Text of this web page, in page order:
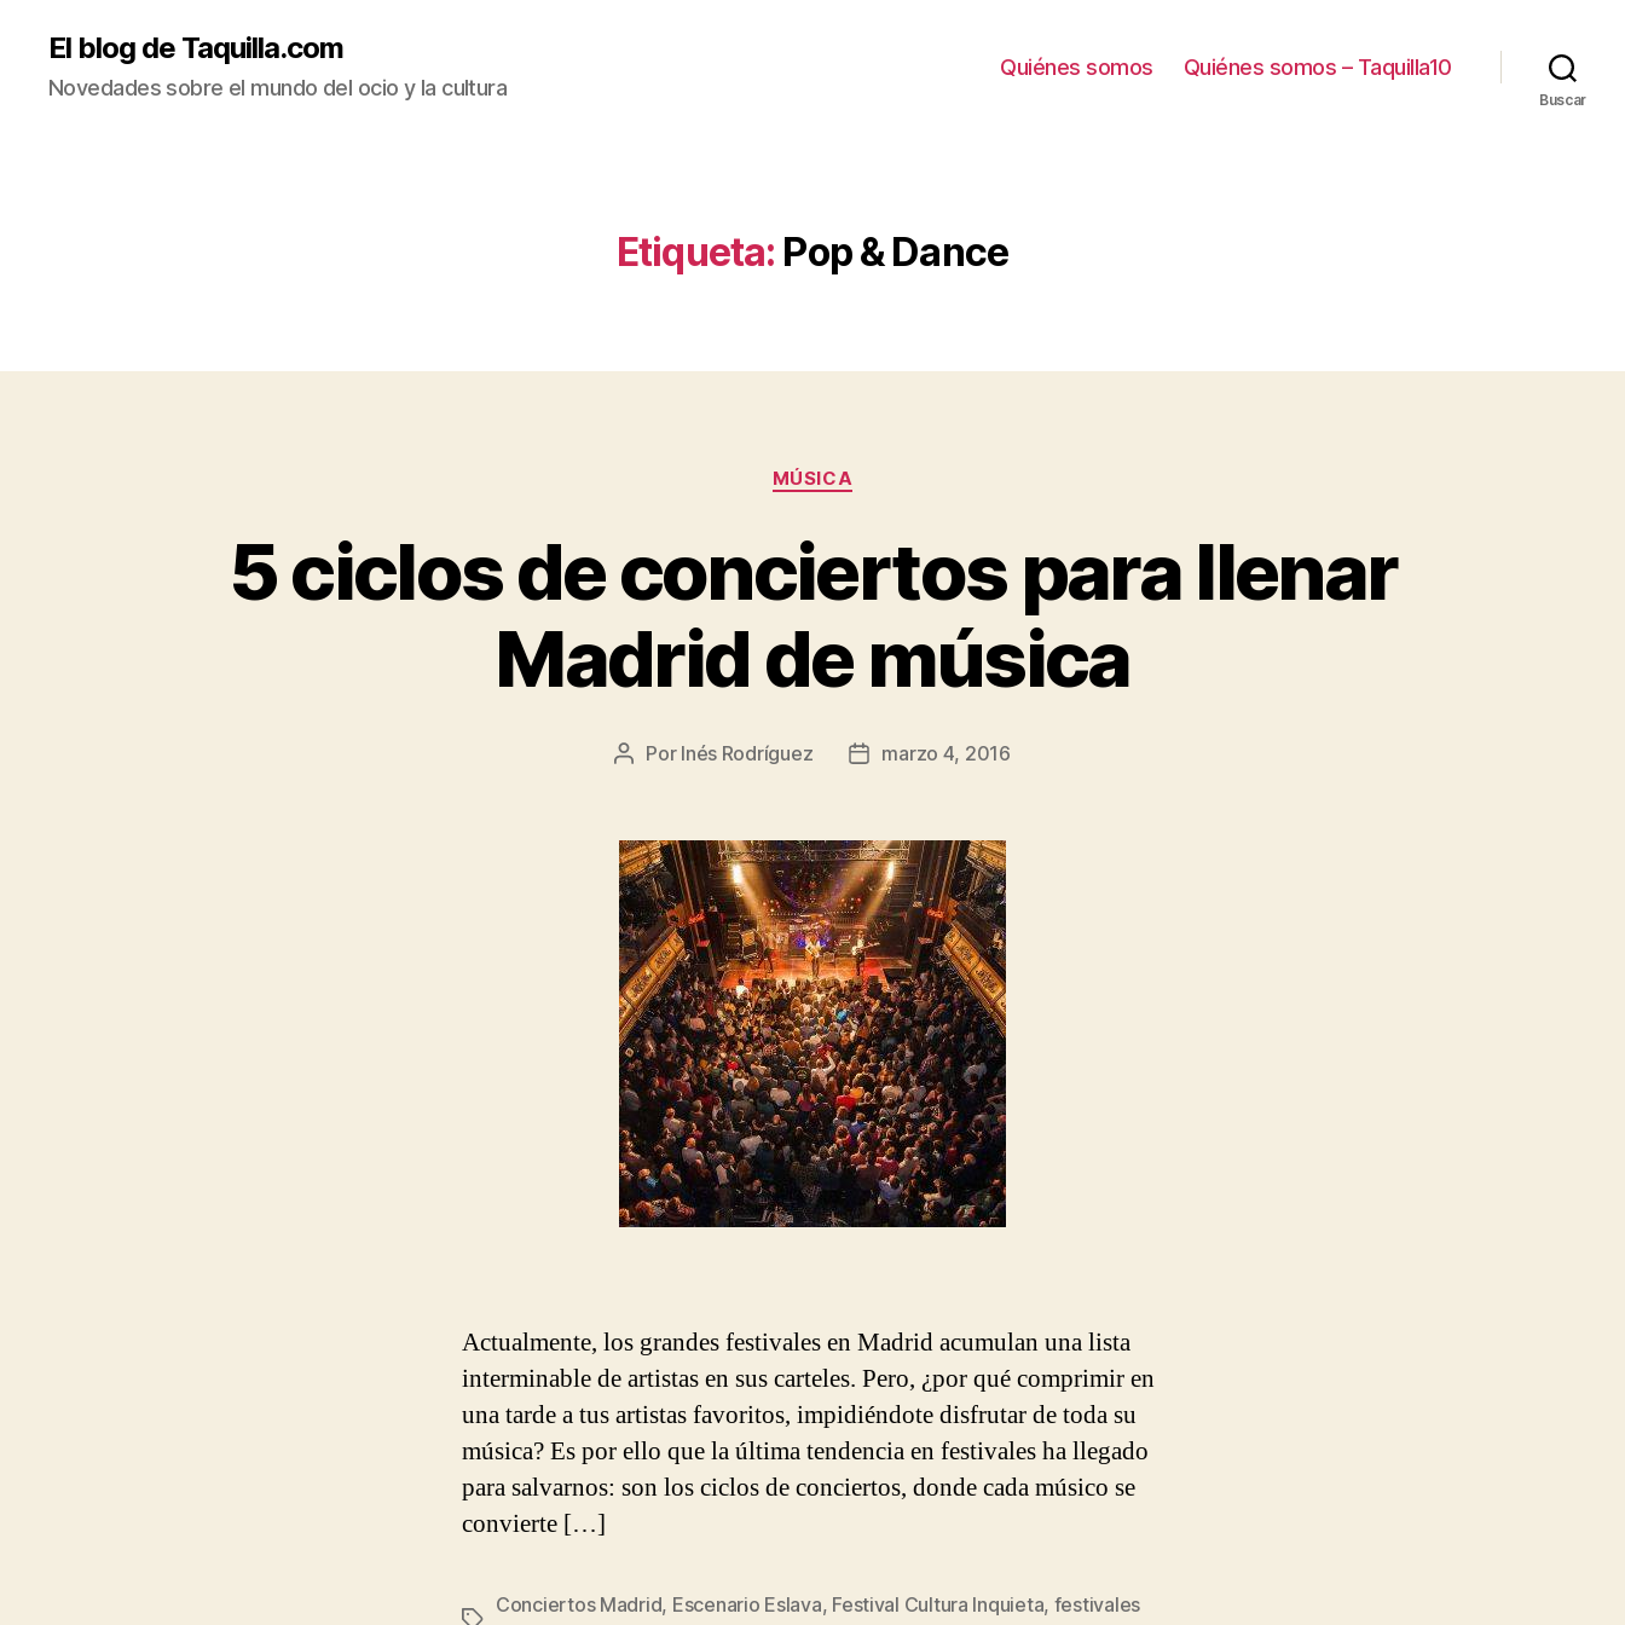
El blog de Taquilla.com
Novedades sobre el mundo del ocio y la cultura
Quiénes somos Quiénes somos – Taquilla10
Buscar
Etiqueta: Pop & Dance
Categorías
MÚSICA
5 ciclos de conciertos para llenar
Madrid de música
Autor
entrada
Por Inés Rodríguez
Fecha
entrada
marzo 4, 2016
Actualmente, los grandes festivales en Madrid acumulan una lista
interminable de artistas en sus carteles. Pero, ¿por qué comprimir en
una tarde a tus artistas favoritos, impidiéndote disfrutar de toda su
música? Es por ello que la última tendencia en festivales ha llegado
para salvarnos: son los ciclos de conciertos, donde cada músico se
convierte […]
Conciertos Madrid, Escenario Eslava, Festival Cultura Inquieta, festivales